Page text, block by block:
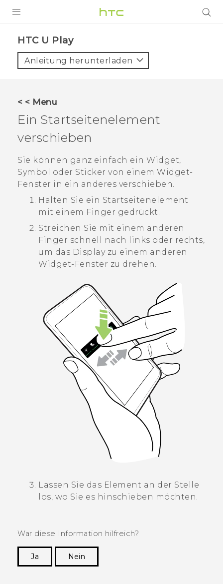
VIVE
VIVERSE
UNTERSTÜTZUNG
HTC-Geräte und Zubehör
Anmelden
HTC U Play‎
Anleitung herunterladen
< < Menu
Ein Startseitenelement
verschieben
Sie können ganz einfach ein Widget,
Symbol oder Sticker von einem Widget-
Fenster in ein anderes verschieben.
Halten Sie ein Startseitenelement
mit einem Finger gedrückt.
Streichen Sie mit einem anderen
Finger schnell nach links oder rechts,
um das Display zu einem anderen
Widget-Fenster zu drehen.
Lassen Sie das Element an der Stelle
los, wo Sie es hinschieben möchten.
War diese Information hilfreich?
Ja
Nein